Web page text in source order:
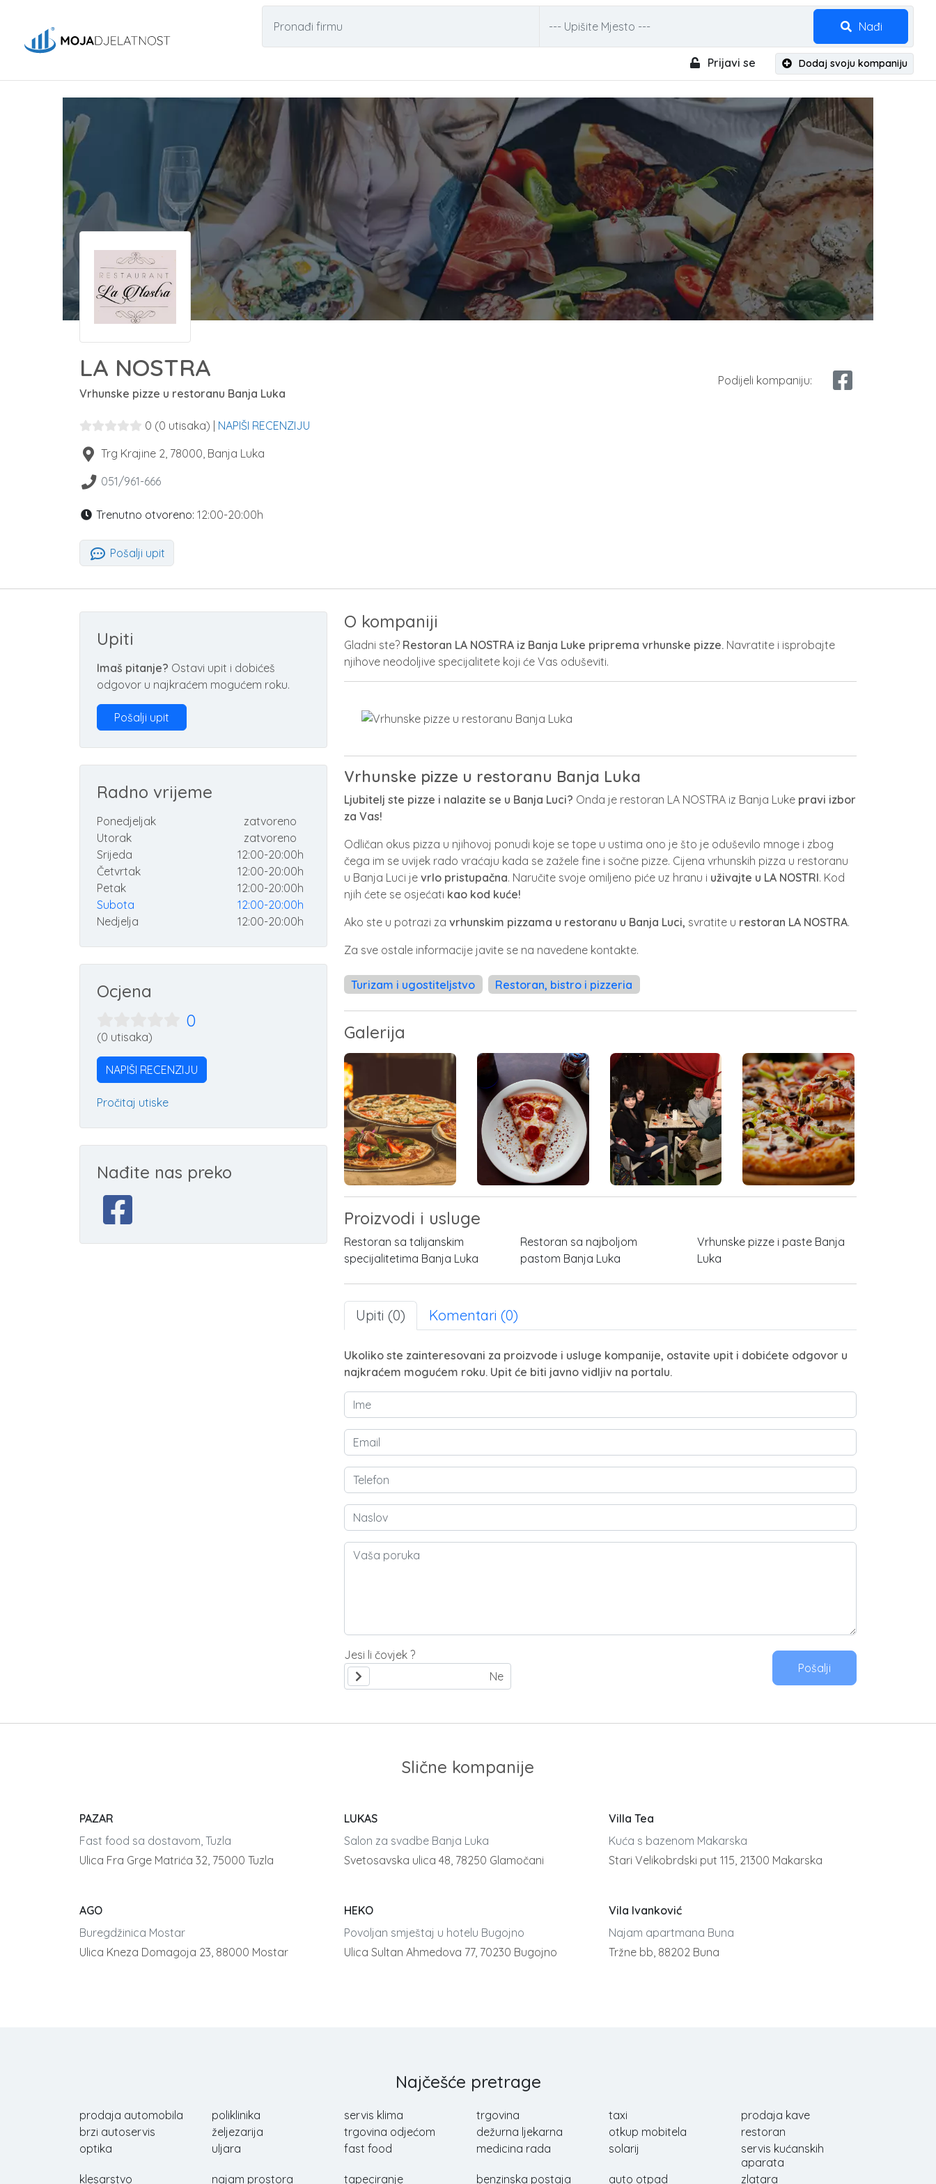
Nađi
Prijavi se Dodaj svoju kompaniju
LA NOSTRA
Vrhunske pizze u restoranu Banja Luka
Podijeli kompaniju:
0 (0 utisaka)
NAPIŠI RECENZIJU
Trg Krajine 2, 78000, Banja Luka
051/961-666
Trenutno otvoreno: 12:00-20:00h
Pošalji upit
Upiti
Imaš pitanje? Ostavi upit i dobićeš
odgovor u najkraćem mogućem roku.
Pošalji upit
Radno vrijeme
Ponedjeljak
zatvoreno
Utorak
zatvoreno
Srijeda
12:00-20:00h
Četvrtak
12:00-20:00h
Petak
12:00-20:00h
Subota
12:00-20:00h
Nedjelja
12:00-20:00h
Ocjena
0
(0 utisaka)
NAPIŠI RECENZIJU
Pročitaj utiske
Nađite nas preko
O kompaniji
Gladni ste? Restoran LA NOSTRA iz Banja Luke priprema vrhunske pizze. Navratite i isprobajte
njihove neodoljive specijalitete koji će Vas oduševiti.
Vrhunske pizze u restoranu Banja Luka
Ljubitelj ste pizze i nalazite se u Banja Luci? Onda je restoran LA NOSTRA iz Banja Luke pravi izbor
za Vas!
Odličan okus pizza u njihovoj ponudi koje se tope u ustima ono je što je oduševilo mnoge i zbog
čega im se uvijek rado vraćaju kada se zažele fine i sočne pizze. Cijena vrhunskih pizza u restoranu
u Banja Luci je vrlo pristupačna. Naručite svoje omiljeno piće uz hranu i uživajte u LA NOSTRI. Kod
njih ćete se osjećati kao kod kuće!
Ako ste u potrazi za vrhunskim pizzama u restoranu u Banja Luci, svratite u restoran LA NOSTRA.
Za sve ostale informacije javite se na navedene kontakte.
Turizam i ugostiteljstvo Restoran, bistro i pizzeria
Galerija
Proizvodi i usluge
Restoran sa talijanskim
specijalitetima Banja Luka
Restoran sa najboljom
pastom Banja Luka
Vrhunske pizze i paste Banja
Luka
Upiti (0) Komentari (0)
Ukoliko ste zainteresovani za proizvode i usluge kompanije, ostavite upit i dobićete odgovor u
najkraćem mogućem roku. Upit će biti javno vidljiv na portalu.
Jesi li čovjek ?
Pošalji
Slične kompanije
PAZAR
Fast food sa dostavom, Tuzla
Ulica Fra Grge Matrića 32, 75000 Tuzla
LUKAS
Salon za svadbe Banja Luka
Svetosavska ulica 48, 78250 Glamočani
Villa Tea
Kuća s bazenom Makarska
Stari Velikobrdski put 115, 21300 Makarska
AGO
Buregdžinica Mostar
Ulica Kneza Domagoja 23, 88000 Mostar
HEKO
Povoljan smještaj u hotelu Bugojno
Ulica Sultan Ahmedova 77, 70230 Bugojno
Vila Ivanković
Najam apartmana Buna
Tržne bb, 88202 Buna
Najčešće pretrage
prodaja automobila poliklinika servis klima trgovina taxi
prodaja kave
brzi autoservis
željezarija trgovina odjećom dežurna ljekarna otkup mobitela
restoran
optika
uljara fast food medicina rada solarij
servis kućanskih
aparata
klesarstvo
najam prostora tapeciranje benzinska postaja auto otpad zlatara